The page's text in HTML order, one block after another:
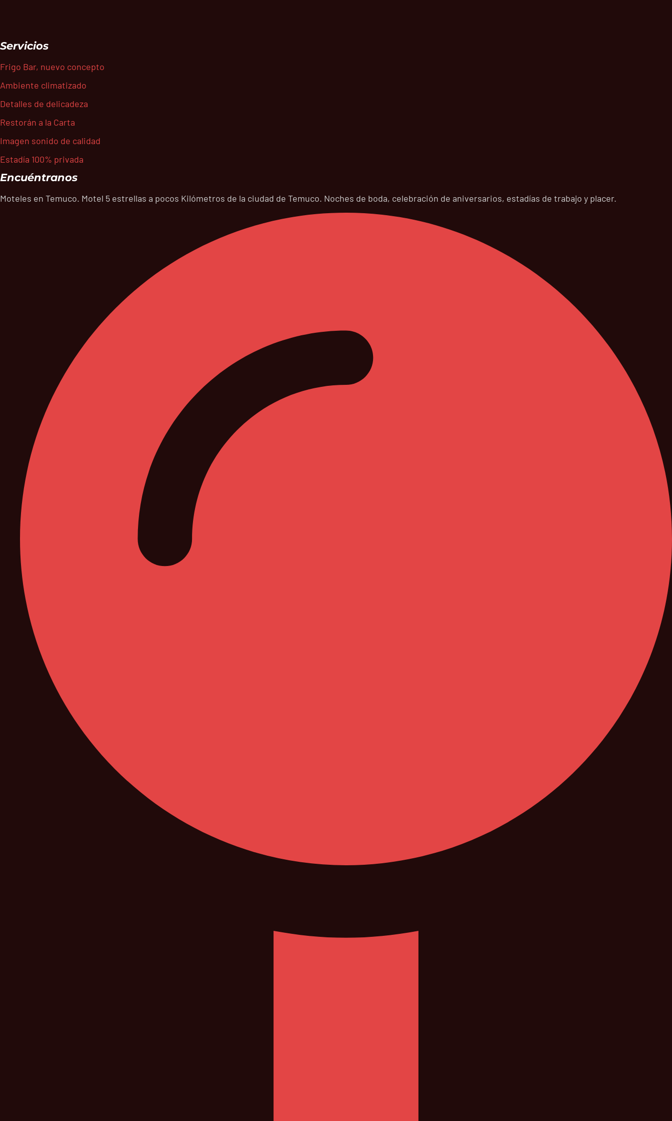
Servicios
Frigo Bar, nuevo concepto
Ambiente climatizado
Detalles de delicadeza
Restorán a la Carta
Imagen sonido de calidad
Estadía 100% privada
Encuéntranos
Moteles en Temuco. Motel 5 estrellas a pocos Kilómetros de la ciudad de Temuco. Noches de boda, celebración de aniversarios, estadías de trabajo y placer.